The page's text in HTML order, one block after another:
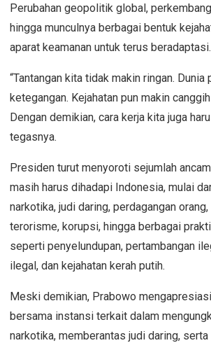
Perubahan geopolitik global,
hingga munculnya berbagai bentuk
aparat keamanan untuk terus beradaptasi.
“Tantangan kita tidak makin ringan. Dunia
ketegangan. Kejahatan pun makin
Dengan demikian, cara kerja kita juga
tegasnya.
Presiden turut menyoroti sejumlah
masih harus dihadapi Indonesia, mulai
narkotika, judi daring, perdagangan
terorisme, korupsi, hingga berbagai
seperti penyelundupan, pertambangan
ilegal, dan kejahatan kerah putih.
Meski demikian, Prabowo
bersama instansi terkait dalam
narkotika, memberantas judi daring,